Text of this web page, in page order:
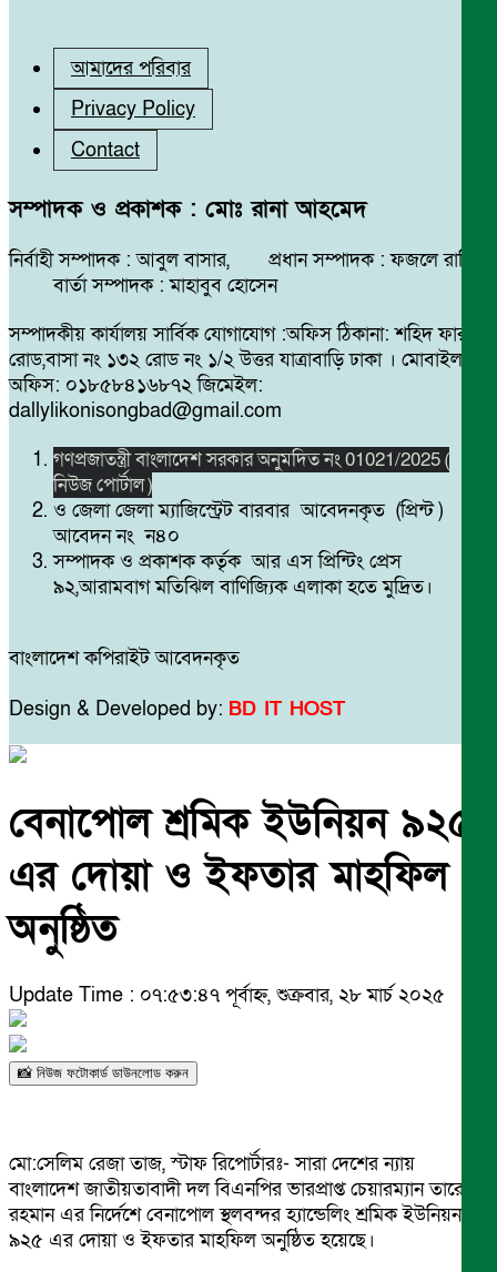
আমাদের পরিবার
Privacy Policy
Contact
সম্পাদক ও প্রকাশক : মোঃ রানা আহমেদ
নির্বাহী সম্পাদক : আবুল বাসার, প্রধান সম্পাদক : ফজলে রাব্বি
বার্তা সম্পাদক : মাহাবুব হোসেন
সম্পাদকীয় কার্যালয় সার্বিক যোগাযোগ :অফিস ঠিকানা: শহিদ ফারুক
রোড,বাসা নং ১৩২ রোড নং ১/২ উত্তর যাত্রাবাড়ি ঢাকা । মোবাইল
অফিস: ০১৮৫৮৪১৬৮৭২ জিমেইল:
dallylikonisongbad@gmail.com
গণপ্রজাতন্ত্রী বাংলাদেশ সরকার অনুমদিত নং 01021/2025 (
নিউজ পোর্টাল )
ও জেলা জেলা ম্যাজিস্ট্রেট বারবার আবেদনকৃত (প্রিন্ট )
আবেদন নং ন৪০
সম্পাদক ও প্রকাশক কর্তৃক আর এস প্রিন্টিং প্রেস
৯২,আরামবাগ মতিঝিল বাণিজ্যিক এলাকা হতে মুদ্রিত।
বাংলাদেশ কপিরাইট আবেদনকৃত
Design & Developed by: BD IT HOST
বেনাপোল শ্রমিক ইউনিয়ন ৯২৫
এর দোয়া ও ইফতার মাহফিল
অনুষ্ঠিত
Update Time : ০৭:৫৩:৪৭ পূর্বাহ্ন, শুক্রবার, ২৮ মার্চ ২০২৫
📸 নিউজ ফটোকার্ড ডাউনলোড করুন
মো:সেলিম রেজা তাজ, স্টাফ রিপোর্টারঃ- সারা দেশের ন্যায়
বাংলাদেশ জাতীয়তাবাদী দল বিএনপির ভারপ্রাপ্ত চেয়ারম্যান তারেক
রহমান এর নির্দেশে বেনাপোল স্থলবন্দর হ্যান্ডেলিং শ্রমিক ইউনিয়ন
৯২৫ এর দোয়া ও ইফতার মাহফিল অনুষ্ঠিত হয়েছে।